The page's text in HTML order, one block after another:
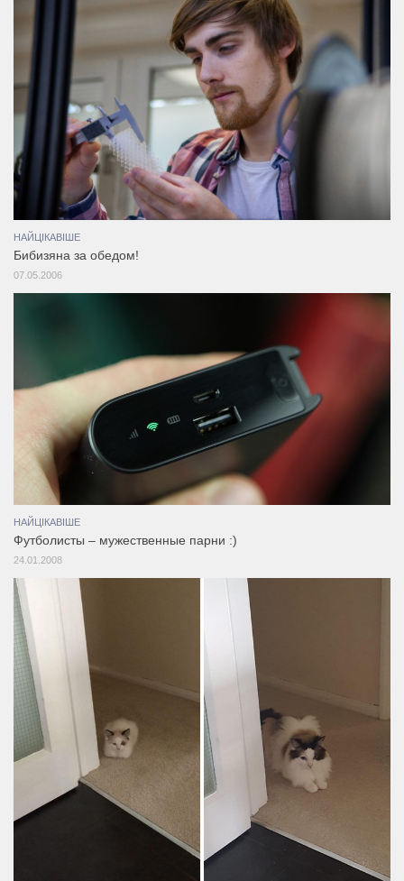
НАЙЦІКАВІШЕ
Бибизяна за обедом!
07.05.2006
НАЙЦІКАВІШЕ
Футболисты – мужественные парни :)
24.01.2008